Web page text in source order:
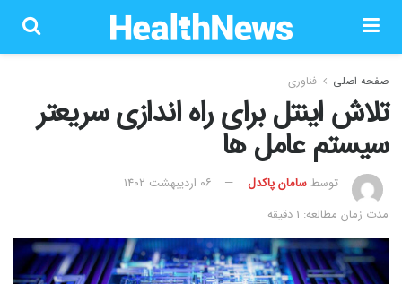
صفحه اصلی فناوری
تلاش اینتل برای راه اندازی سریعتر
سیستم عامل ها
توسطسامان پاکدل
۰۶ اردیبهشت ۱۴۰۲
مدت زمان مطالعه: 1 دقیقه